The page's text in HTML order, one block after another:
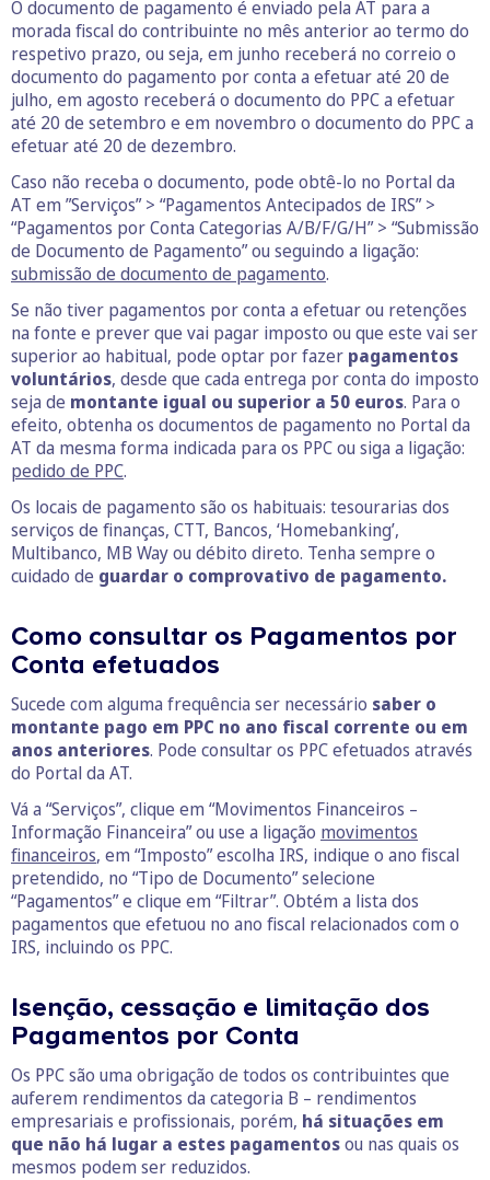
O documento de pagamento é enviado pela AT para a
morada fiscal do contribuinte no mês anterior ao termo do
respetivo prazo, ou seja, em junho receberá no correio o
documento do pagamento por conta a efetuar até 20 de
julho, em agosto receberá o documento do PPC a efetuar
até 20 de setembro e em novembro o documento do PPC a
efetuar até 20 de dezembro.
Caso não receba o documento, pode obtê-lo no Portal da
AT em ”Serviços” > “Pagamentos Antecipados de IRS” >
“Pagamentos por Conta Categorias A/B/F/G/H” > “Submissão
de Documento de Pagamento” ou seguindo a ligação:
submissão de documento de pagamento.
Se não tiver pagamentos por conta a efetuar ou retenções
na fonte e prever que vai pagar imposto ou que este vai ser
superior ao habitual, pode optar por fazer pagamentos
voluntários, desde que cada entrega por conta do imposto
seja de montante igual ou superior a 50 euros. Para o
efeito, obtenha os documentos de pagamento no Portal da
AT da mesma forma indicada para os PPC ou siga a ligação:
pedido de PPC.
Os locais de pagamento são os habituais: tesourarias dos
serviços de finanças, CTT, Bancos, ‘Homebanking’,
Multibanco, MB Way ou débito direto. Tenha sempre o
cuidado de guardar o comprovativo de pagamento.
Como consultar os Pagamentos por
Conta efetuados
Sucede com alguma frequência ser necessário saber o
montante pago em PPC no ano fiscal corrente ou em
anos anteriores. Pode consultar os PPC efetuados através
do Portal da AT.
Vá a “Serviços”, clique em “Movimentos Financeiros –
Informação Financeira” ou use a ligação movimentos
financeiros, em “Imposto” escolha IRS, indique o ano fiscal
pretendido, no “Tipo de Documento” selecione
“Pagamentos” e clique em “Filtrar”. Obtém a lista dos
pagamentos que efetuou no ano fiscal relacionados com o
IRS, incluindo os PPC.
Isenção, cessação e limitação dos
Pagamentos por Conta
Os PPC são uma obrigação de todos os contribuintes que
auferem rendimentos da categoria B – rendimentos
empresariais e profissionais, porém, há situações em
que não há lugar a estes pagamentosou nas quais os
mesmos podem ser reduzidos.